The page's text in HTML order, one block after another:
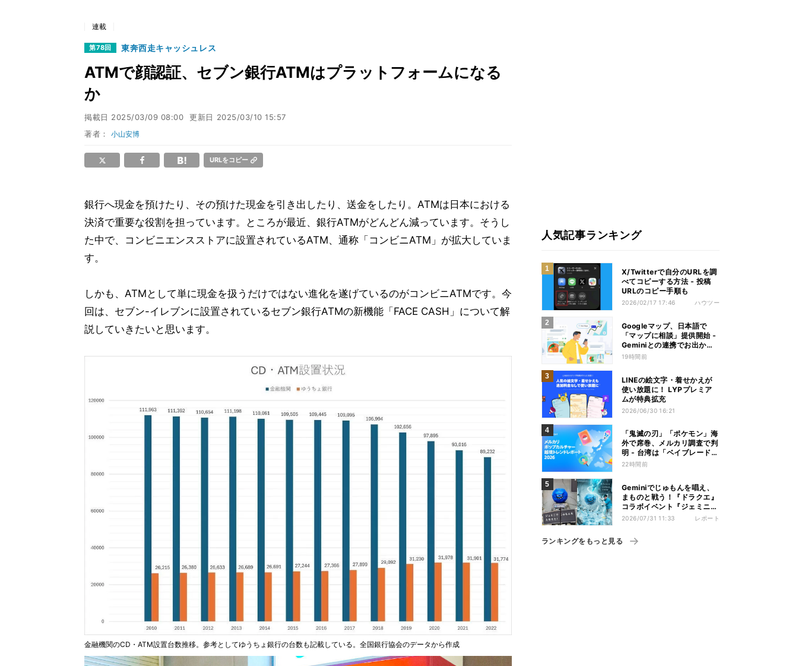
連載
第78回 東奔西走キャッシュレス
ATMで顔認証、セブン銀行ATMはプラットフォームになる
か
掲載日 2025/03/09 08:00 更新日 2025/03/10 15:57
著者：小山安博
URLをコピー
銀行へ現金を預けたり、その預けた現金を引き出したり、送金をしたり。ATMは日本における
決済で重要な役割を担っています。ところが最近、銀行ATMがどんどん減っています。そうし
た中で、コンビニエンスストアに設置されているATM、通称「コンビニATM」が拡大していま
す。
しかも、ATMとして単に現金を扱うだけではない進化を遂げているのがコンビニATMです。今
回は、セブン-イレブンに設置されているセブン銀行ATMの新機能「FACE CASH」について解
説していきたいと思います。
金融機関のCD・ATM設置台数推移。参考としてゆうちょ銀行の台数も記載している。全国銀行協会のデータから作成
人気記事ランキング
X/Twitterで自分のURLを調
べてコピーする方法 - 投稿
URLのコピー手順も
2026/02/17 17:46 ハウツー
Googleマップ、日本語で
「マップに相談」提供開始 -
Geminiとの連携でお出かけ
計画をサポート
19時間前
LINEの絵文字・着せかえが
使い放題に！ LYPプレミア
ムが特典拡充
2026/06/30 16:21
「鬼滅の刃」「ポケモン」海
外で席巻、メルカリ調査で判
明 - 台湾は「ベイブレード」
が首位
22時間前
Geminiでじゅもんを唱え、
まものと戦う！『ドラクエ』
コラボイベント『ジェミニク
エスト』を体験してきた
2026/07/31 11:33 レポート
ランキングをもっと見る